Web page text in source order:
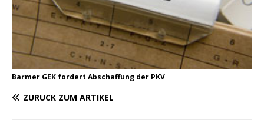
Barmer GEK fordert Abschaffung der PKV
ZURÜCK ZUM ARTIKEL